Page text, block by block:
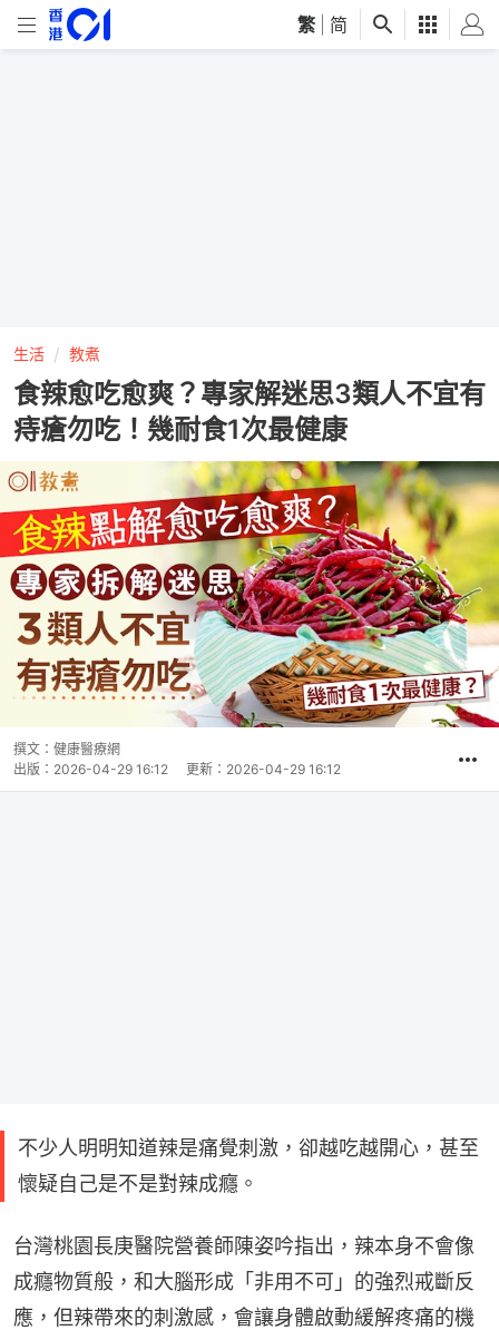
繁 简
生活 教煮
食辣愈吃愈爽？專家解迷思3類人不宜有
痔瘡勿吃！幾耐食1次最健康
撰文： 健康醫療網
出版： 2026-04-29 16:12 更新： 2026-04-29 16:12
不少人明明知道辣是痛覺刺激，卻越吃越開心，甚至
懷疑自己是不是對辣成癮。
台灣桃園長庚醫院營養師陳姿吟指出，辣本身不會像
成癮物質般，和大腦形成「非用不可」的強烈戒斷反
應，但辣帶來的刺激感，會讓身體啟動緩解疼痛的機